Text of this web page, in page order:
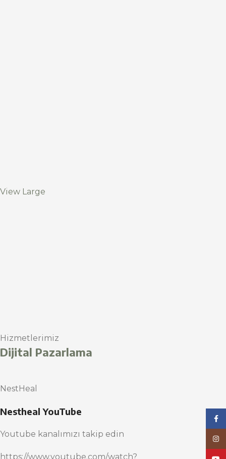
View Large
Hizmetlerimiz
Dijital Pazarlama
NestHeal
Nestheal YouTube
Youtube kanalımızı takip edin
https://www.youtube.com/watch?